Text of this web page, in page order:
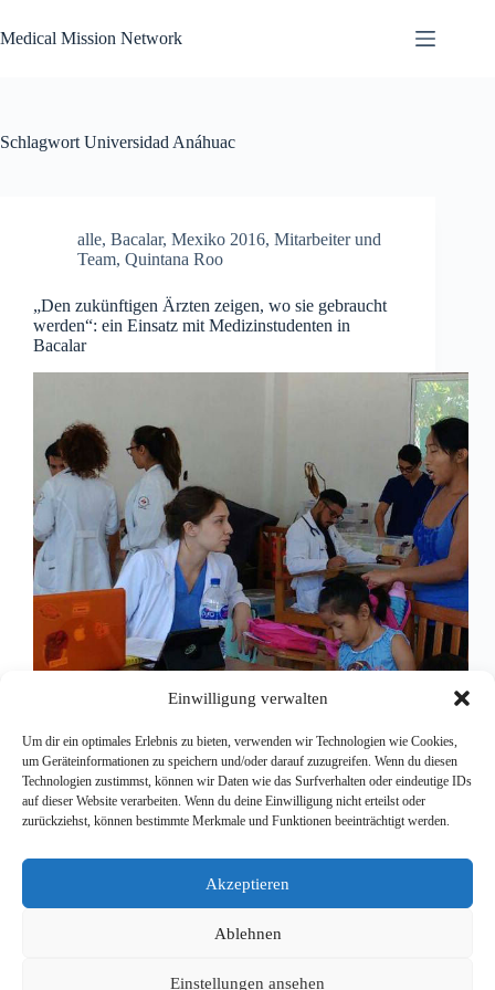
Einwilligung verwalten
Um dir ein optimales Erlebnis zu bieten, verwenden wir Technologien wie Cookies,
um Geräteinformationen zu speichern und/oder darauf zuzugreifen. Wenn du diesen
Technologien zustimmst, können wir Daten wie das Surfverhalten oder eindeutige IDs
auf dieser Website verarbeiten. Wenn du deine Einwilligung nicht erteilst oder
zurückziehst, können bestimmte Merkmale und Funktionen beeinträchtigt werden.
Akzeptieren
Ablehnen
Einstellungen ansehen
Inhalt
springen
Medical Mission Network
Schlagwort Universidad Anáhuac
alle, Bacalar, Mexiko 2016, Mitarbeiter und
Team, Quintana Roo
„Den zukünftigen Ärzten zeigen, wo sie gebraucht
werden“: ein Einsatz mit Medizinstudenten in
Bacalar
Mexiko ist ein gespaltenes Land. Es gibt ein starkes
Städten im Norden leben viele Menschen im
Wohlstand, und die relativ einkommensstarken
mittleren Schichten breiten sich weiter aus. Die
7. Juni 2016